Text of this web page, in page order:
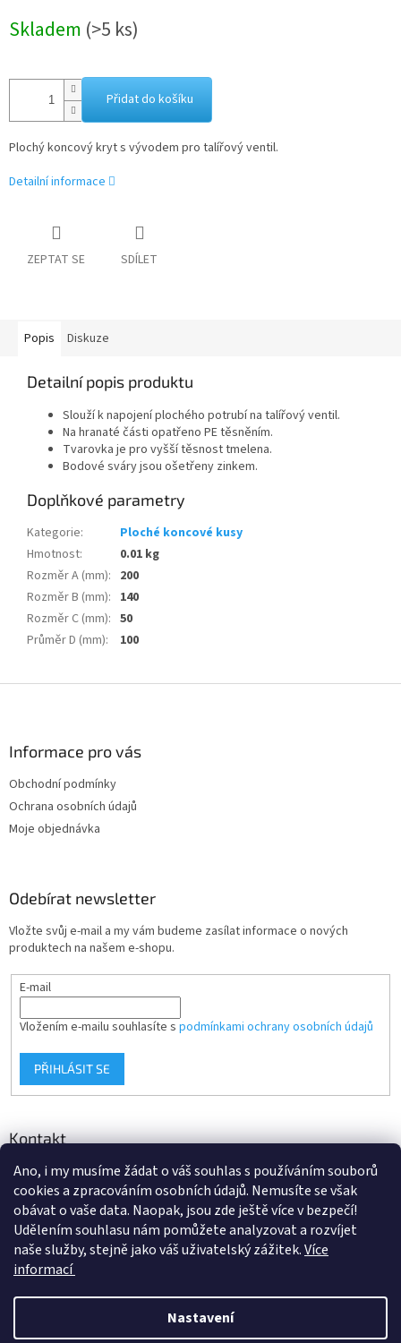
Ano, i my musíme žádat o váš souhlas s používáním souborů
cookies a zpracováním osobních údajů. Nemusíte se však
obávat o vaše data. Naopak, jsou zde ještě více v bezpečí!
Udělením souhlasu nám pomůžete analyzovat a rozvíjet
naše služby, stejně jako váš uživatelský zážitek.Více
informací
Nastavení
cena:
Skladem (>5 ks)
Přidat do košíku
Plochý koncový kryt s vývodem pro talířový ventil.
Detailní informace
ZEPTAT SE SDÍLET
Popis Diskuze
Detailní popis produktu
Slouží k napojení plochého potrubí na talířový ventil.
Na hranaté části opatřeno PE těsněním.
Tvarovka je pro vyšší těsnost tmelena.
Bodové sváry jsou ošetřeny zinkem.
Doplňkové parametry
Kategorie:
Ploché koncové kusy
Hmotnost:
0.01 kg
Rozměr A (mm): 200
Rozměr B (mm): 140
Rozměr C (mm): 50
Průměr D (mm): 100
Informace pro vás
Obchodní podmínky
Ochrana osobních údajů
Moje objednávka
Odebírat newsletter
Vložte svůj e-mail a my vám budeme zasílat informace o nových
produktech na našem e-shopu.
E-mail
Vložením e-mailu souhlasíte s podmínkami ochrany osobních údajů
PŘIHLÁSIT SE
Kontakt
info@d-klima.cz
+420 517 357 288